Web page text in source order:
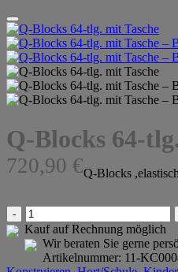
Q-Blocks 64-
720,90 €Q-Blocks
Q-
Blocks
64-
tlg.
mit
Kauf auf Rechnung möglich
Wir beraten Sie gerne
Artikelnummer: 11-